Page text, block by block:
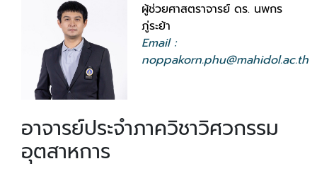
ผู้ช่วยศาสตราจารย์ ดร. นพกร
ภู่ระย้า
Email :
noppakorn.phu@mahidol.ac.th
อาจารย์ประจำภาควิชาวิศวกรรม
อุตสาหการ